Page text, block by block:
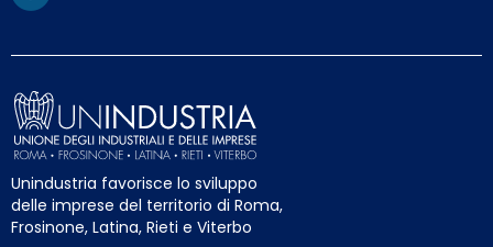
Unindustria favorisce lo sviluppo
delle imprese del territorio di Roma,
Frosinone, Latina, Rieti e Viterbo